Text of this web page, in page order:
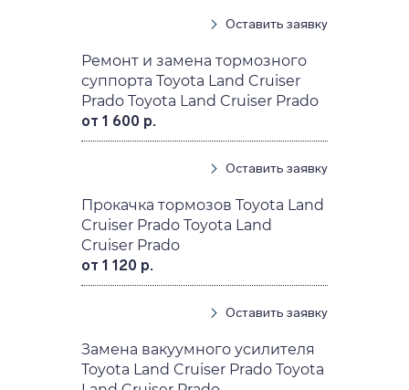
Оставить заявку
Ремонт и замена тормозного
суппорта Toyota Land Cruiser
Prado Toyota Land Cruiser Prado
от 1 600 р.
Оставить заявку
Прокачка тормозов Toyota Land
Cruiser Prado Toyota Land
Cruiser Prado
от 1 120 р.
Оставить заявку
Замена вакуумного усилителя
Toyota Land Cruiser Prado Toyota